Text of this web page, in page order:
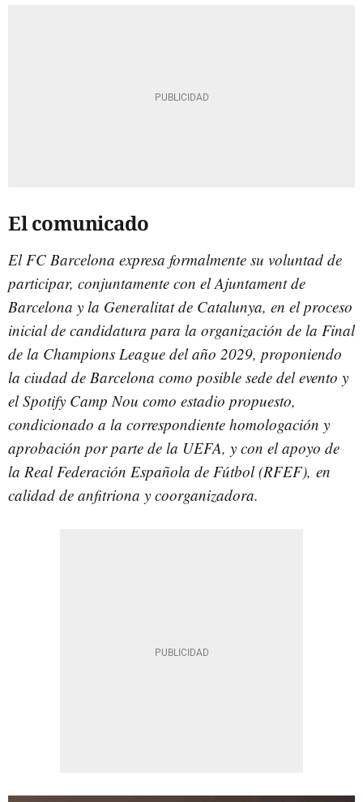
El comunicado
El FC Barcelona expresa formalmente su voluntad de
participar, conjuntamente con el Ajuntament de
Barcelona y la Generalitat de Catalunya, en el proceso
inicial de candidatura para la organización de la Final
de la Champions League del año 2029, proponiendo
la ciudad de Barcelona como posible sede del evento y
el Spotify Camp Nou como estadio propuesto,
condicionado a la correspondiente homologación y
aprobación por parte de la UEFA, y con el apoyo de
la Real Federación Española de Fútbol (RFEF), en
calidad de anfitriona y coorganizadora.